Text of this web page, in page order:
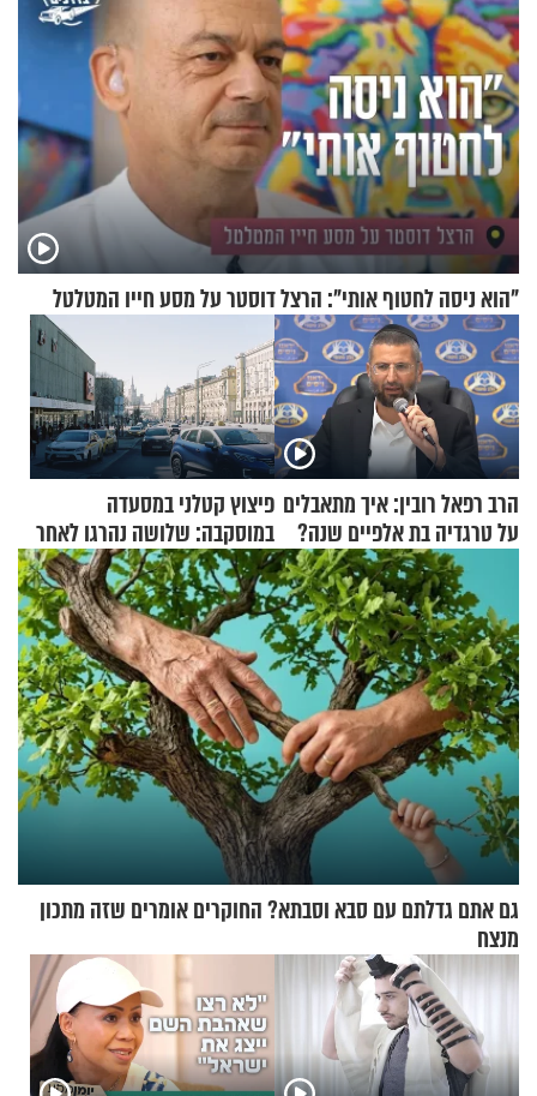
"הוא ניסה לחטוף אותי": הרצל דוסטר על מסע חייו המטלטל
הרב רפאל רובין: איך מתאבלים
על טרגדיה בת אלפיים שנה?
פיצוץ קטלני במסעדה
במוסקבה: שלושה נהרגו לאחר
שמטען שנשאה אישה התפוצץ
גם אתם גדלתם עם סבא וסבתא? החוקרים אומרים שזה מתכון
מנצח